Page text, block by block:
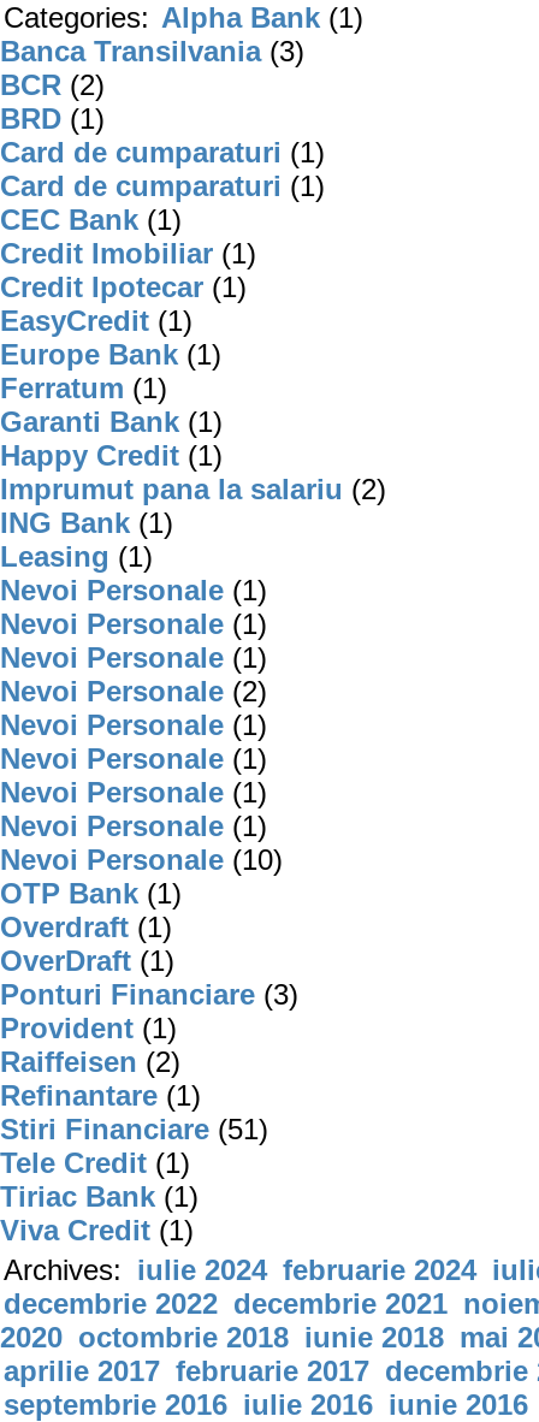
Categories: Alpha Bank (1)
Banca Transilvania(3)
BCR (2)
BRD (1)
Card de cumparaturi (1)
Card de cumparaturi (1)
CEC Bank (1)
Credit Imobiliar (1)
Credit Ipotecar (1)
EasyCredit (1)
Europe Bank (1)
Ferratum (1)
Garanti Bank (1)
Happy Credit (1)
Imprumut pana la salariu (2)
ING Bank (1)
Leasing (1)
Nevoi Personale (1)
Nevoi Personale (1)
Nevoi Personale (1)
Nevoi Personale (2)
Nevoi Personale (1)
Nevoi Personale (1)
Nevoi Personale (1)
Nevoi Personale (1)
Nevoi Personale (10)
OTP Bank (1)
Overdraft (1)
OverDraft (1)
Ponturi Financiare (3)
Provident (1)
Raiffeisen (2)
Refinantare (1)
Stiri Financiare (51)
Tele Credit (1)
Tiriac Bank (1)
Viva Credit (1)
Archives: iulie 2024 februarie 2024
decembrie 2022 decembrie 2021
2020 octombrie 2018 iunie 2018 mai
aprilie 2017 februarie 2017 decembrie
septembrie 2016 iulie 2016 iunie 2016